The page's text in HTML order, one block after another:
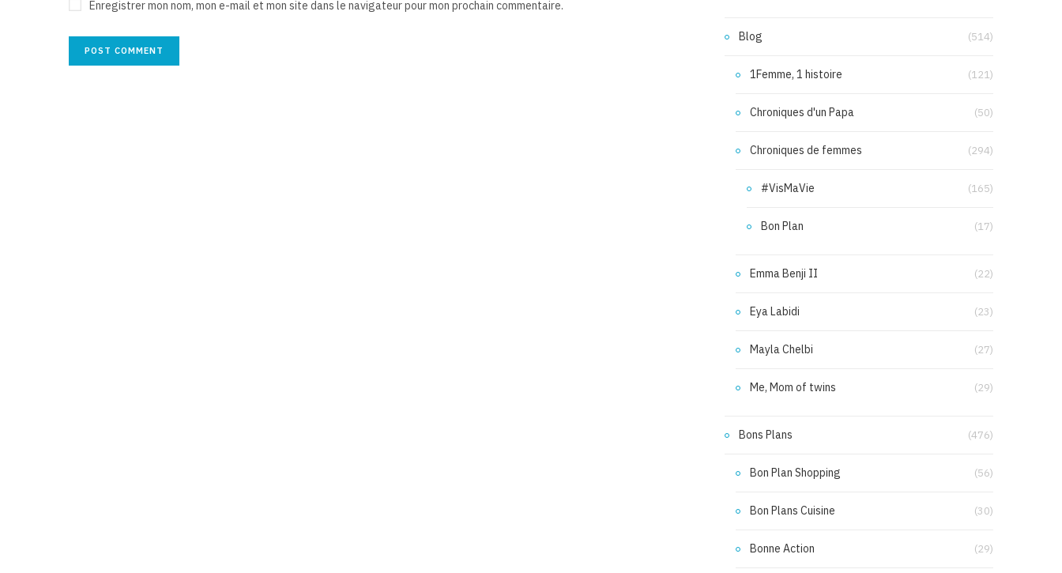
Enregistrer mon nom, mon e-mail et mon site dans le navigateur pour mon prochain commentaire.
Blog (514)
1Femme, 1 histoire (121)
Chroniques d'un Papa (50)
Chroniques de femmes (294)
#VisMaVie (165)
Bon Plan (17)
Emma Benji II (22)
Eya Labidi (23)
Mayla Chelbi (27)
Me, Mom of twins (29)
Bons Plans (476)
Bon Plan Shopping (56)
Bon Plans Cuisine (30)
Bonne Action (29)